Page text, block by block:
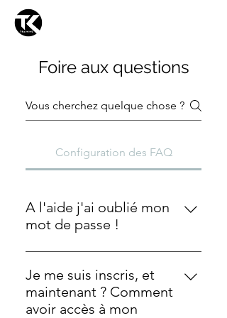
Foire aux questions
Configuration des FAQ
A l'aide j'ai oublié mon
mot de passe !
Pas de stress Il y a juste a cliquer
sur "oublié mon mot de passe" et
nous allons vous renvoyer un mail
pour créer votre nouveau mot de
Je me suis inscris, et
maintenant ? Comment
avoir accès à mon